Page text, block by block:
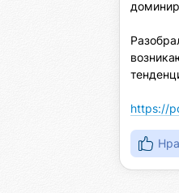
https://